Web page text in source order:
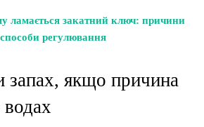
ламається закатний ключ: причини
регулювання
запах, якщо причина
водах